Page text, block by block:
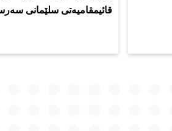
قائیمقامیەتی سلێمانی